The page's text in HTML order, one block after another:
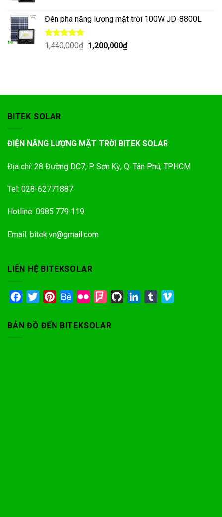
Đèn pha năng lượng mặt trời 100W JD-8800L
Được xếp
hạng 5.00
1,440,000₫ 1,200,000₫
BITEK SOLAR
ĐIỆN NĂNG LƯỢNG MẶT TRỜI BITEK SOLAR
Địa chỉ: 28 Đường DC7, P. Sơn Kỳ, Q. Tân Phú, TPHCM
Tel: 028-62771887
Hotline: 0985 779 119
Email: bitek.vn@gmail.com
LIÊN HỆ BITEKSOLAR
FacebookTwitterPinterestBehance
Flickr Foursquare
GitHub LinkedIn
Tumblr
BẢN ĐỒ ĐẾN BITEKSOLAR